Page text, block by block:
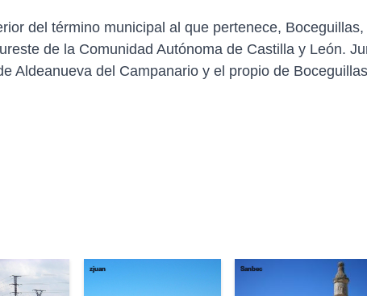
del término municipal al que pertenece,
de la Comunidad Autónoma de Castilla y León.
Aldeanueva del Campanario y el propio de
zjuan Sanbec